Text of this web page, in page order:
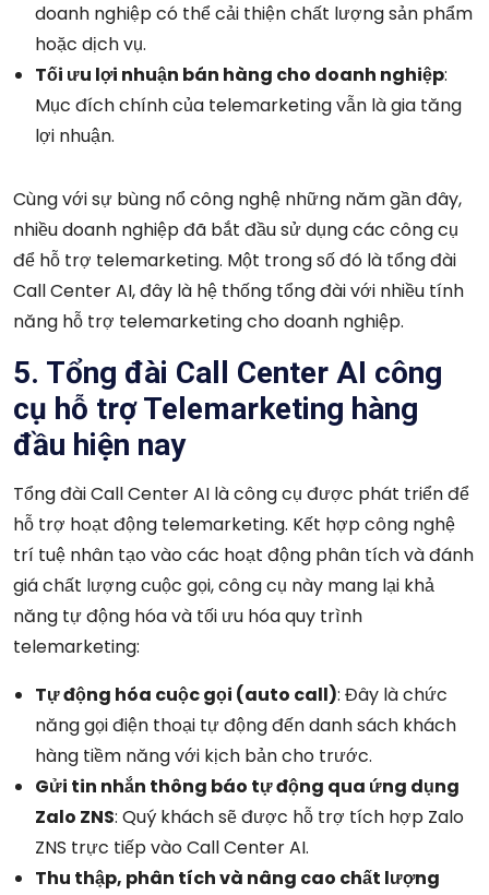
doanh nghiệp có thể cải thiện chất lượng sản phẩm
hoặc dịch vụ.
Tối ưu lợi nhuận bán hàng cho doanh nghiệp:
Mục đích chính của telemarketing vẫn là gia tăng
lợi nhuận.
Cùng với sự bùng nổ công nghệ những năm gần đây,
nhiều doanh nghiệp đã bắt đầu sử dụng các công cụ
để hỗ trợ telemarketing. Một trong số đó là tổng đài
Call Center AI, đây là hệ thống tổng đài với nhiều tính
năng hỗ trợ telemarketing cho doanh nghiệp.
5. Tổng đài Call Center AI công
cụ hỗ trợ Telemarketing hàng
đầu hiện nay
Tổng đài Call Center AI là công cụ được phát triển để
hỗ trợ hoạt động telemarketing. Kết hợp công nghệ
trí tuệ nhân tạo vào các hoạt động phân tích và đánh
giá chất lượng cuộc gọi, công cụ này mang lại khả
năng tự động hóa và tối ưu hóa quy trình
telemarketing:
Tự động hóa cuộc gọi (auto call): Đây là chức
năng gọi điện thoại tự động đến danh sách khách
hàng tiềm năng với kịch bản cho trước.
Gửi tin nhắn thông báo tự động qua ứng dụng
Zalo ZNS: Quý khách sẽ được hỗ trợ tích hợp Zalo
ZNS trực tiếp vào Call Center AI.
Thu thập, phân tích và nâng cao chất lượng